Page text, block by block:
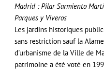
Madrid : Pilar Sarmiento
Parques y Viveros
Les jardins historiques
sans restriction sauf la
d’urbanisme de la Ville de
patrimoine a été voté en